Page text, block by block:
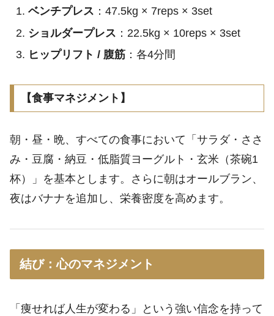
ベンチプレス ：47.5kg × 7reps × 3set
ショルダープレス ：22.5kg × 10reps × 3set
ヒップリフト / 腹筋：各4分間
【食事マネジメント】
朝・昼・晩、すべての食事において「サラダ・ささ
み・豆腐・納豆・低脂質ヨーグルト・玄米（茶碗1
杯）」を基本とします。さらに朝はオールブラン、
夜はバナナを追加し、栄養密度を高めます。
結び：心のマネジメント
「痩せれば人生が変わる」という強い信念を持って